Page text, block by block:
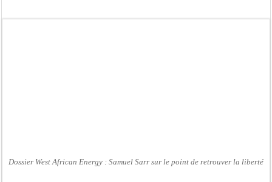
Dossier West African Energy : Samuel Sarr sur le point de retrouver la liberté